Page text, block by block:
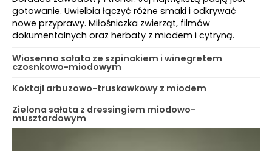
gotowanie. Uwielbia łączyć różne smaki i odkrywać
nowe przyprawy. Miłośniczka zwierząt, filmów
dokumentalnych oraz herbaty z miodem i cytryną.
Wiosenna sałata ze szpinakiem i winegretem
czosnkowo-miodowym
Koktajl arbuzowo-truskawkowy z miodem
Zielona sałata z dressingiem miodowo-
musztardowym